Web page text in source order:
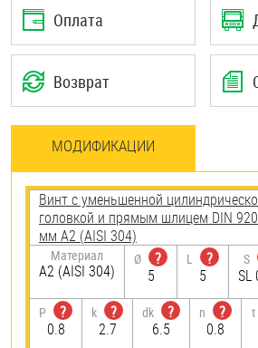
Оплата
Возврат
МОДИФИКАЦИИ
Винт с уменьшенной
головкой и прямым шлицем DIN
мм А2 (AISI 304)
Материал
А2 (AISI 304)
Ø
?
5
L
?
5
S
SL
P
?
0.8
k
?
2.7
dk
?
6.5
n
?
0.8
t